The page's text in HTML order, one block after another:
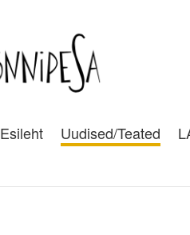
Esileht Uudised/Teated